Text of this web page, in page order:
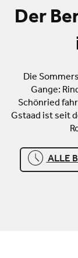
Der
Die
Gange:
Schönried
Gstaad ist seit
ALLE